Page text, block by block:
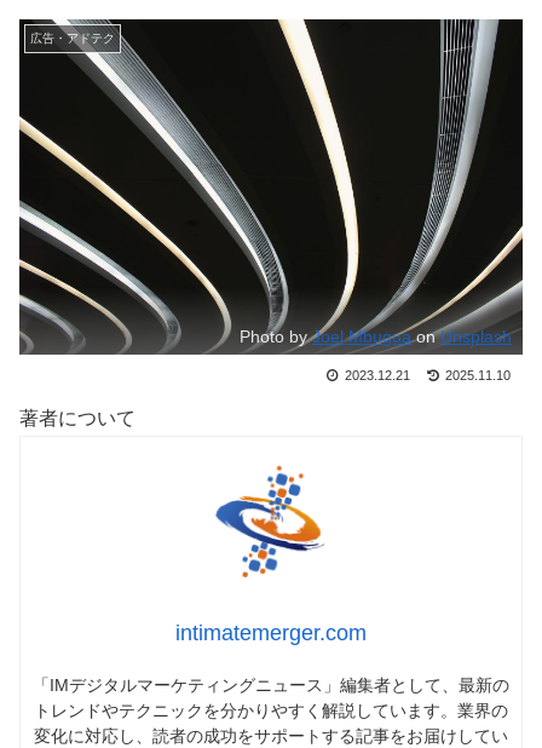
広告・アドテク
Photo byJoel MbuguaonUnsplash
2023.12.21 2025.11.10
著者について
intimatemerger.com
「IMデジタルマーケティングニュース」編集者として、最新の
トレンドやテクニックを分かりやすく解説しています。業界の
変化に対応し、読者の成功をサポートする記事をお届けしてい